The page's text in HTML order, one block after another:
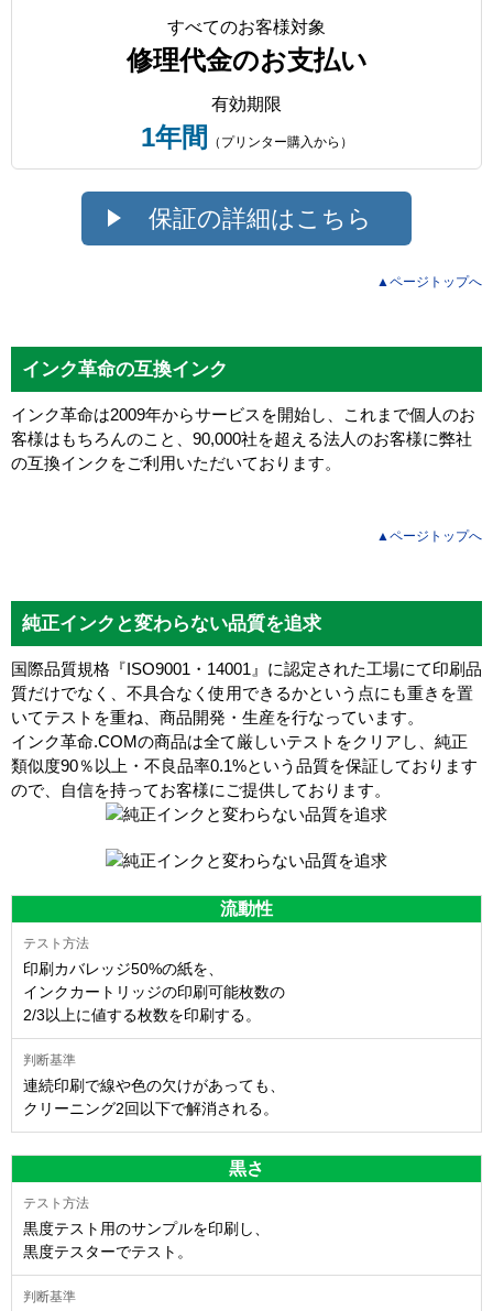
すべてのお客様対象
修理代金のお支払い
有効期限
1年間 （プリンター購入から）
保証の詳細はこちら
▲ページトップへ
インク革命の互換インク
インク革命は2009年からサービスを開始し、これまで個人のお
客様はもちろんのこと、90,000社を超える法人のお客様に弊社
の互換インクをご利用いただいております。
▲ページトップへ
純正インクと変わらない品質を追求
国際品質規格『ISO9001・14001』に認定された工場にて印刷品
質だけでなく、不具合なく使用できるかという点にも重きを置
いてテストを重ね、商品開発・生産を行なっています。
インク革命.COMの商品は全て厳しいテストをクリアし、 純正
類似度90％以上・不良品率0.1%という品質を保証しております
ので、自信を持ってお客様にご提供しております。
流動性
印刷カバレッジ50%の紙を、
インクカートリッジの印刷可能枚数の
2/3以上に値する枚数を印刷する。
連続印刷で線や色の欠けがあっても、
クリーニング2回以下で解消される。
黒さ
黒度テスト用のサンプルを印刷し、
黒度テスターでテスト。